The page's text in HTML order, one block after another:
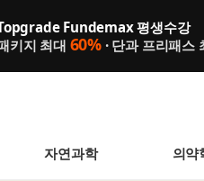
Fundemax 평생수강
키지 최대 60% · 단과 프리패스
자연과학 의약